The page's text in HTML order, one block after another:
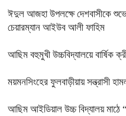
ঈদুল আজহা উপলক্ষে দেশবাসীকে
চেয়ারম্যান আইউব আলী ফাহিম
আছিম বহুমুখী উচ্চবিদ্যালয়ে বার্ষিক
ময়মনসিংহের ফুলবাড়ীয়ায় সন্ত্রাসী
আছিম আইডিয়াল উচ্চ বিদ্যালয় মাঠে